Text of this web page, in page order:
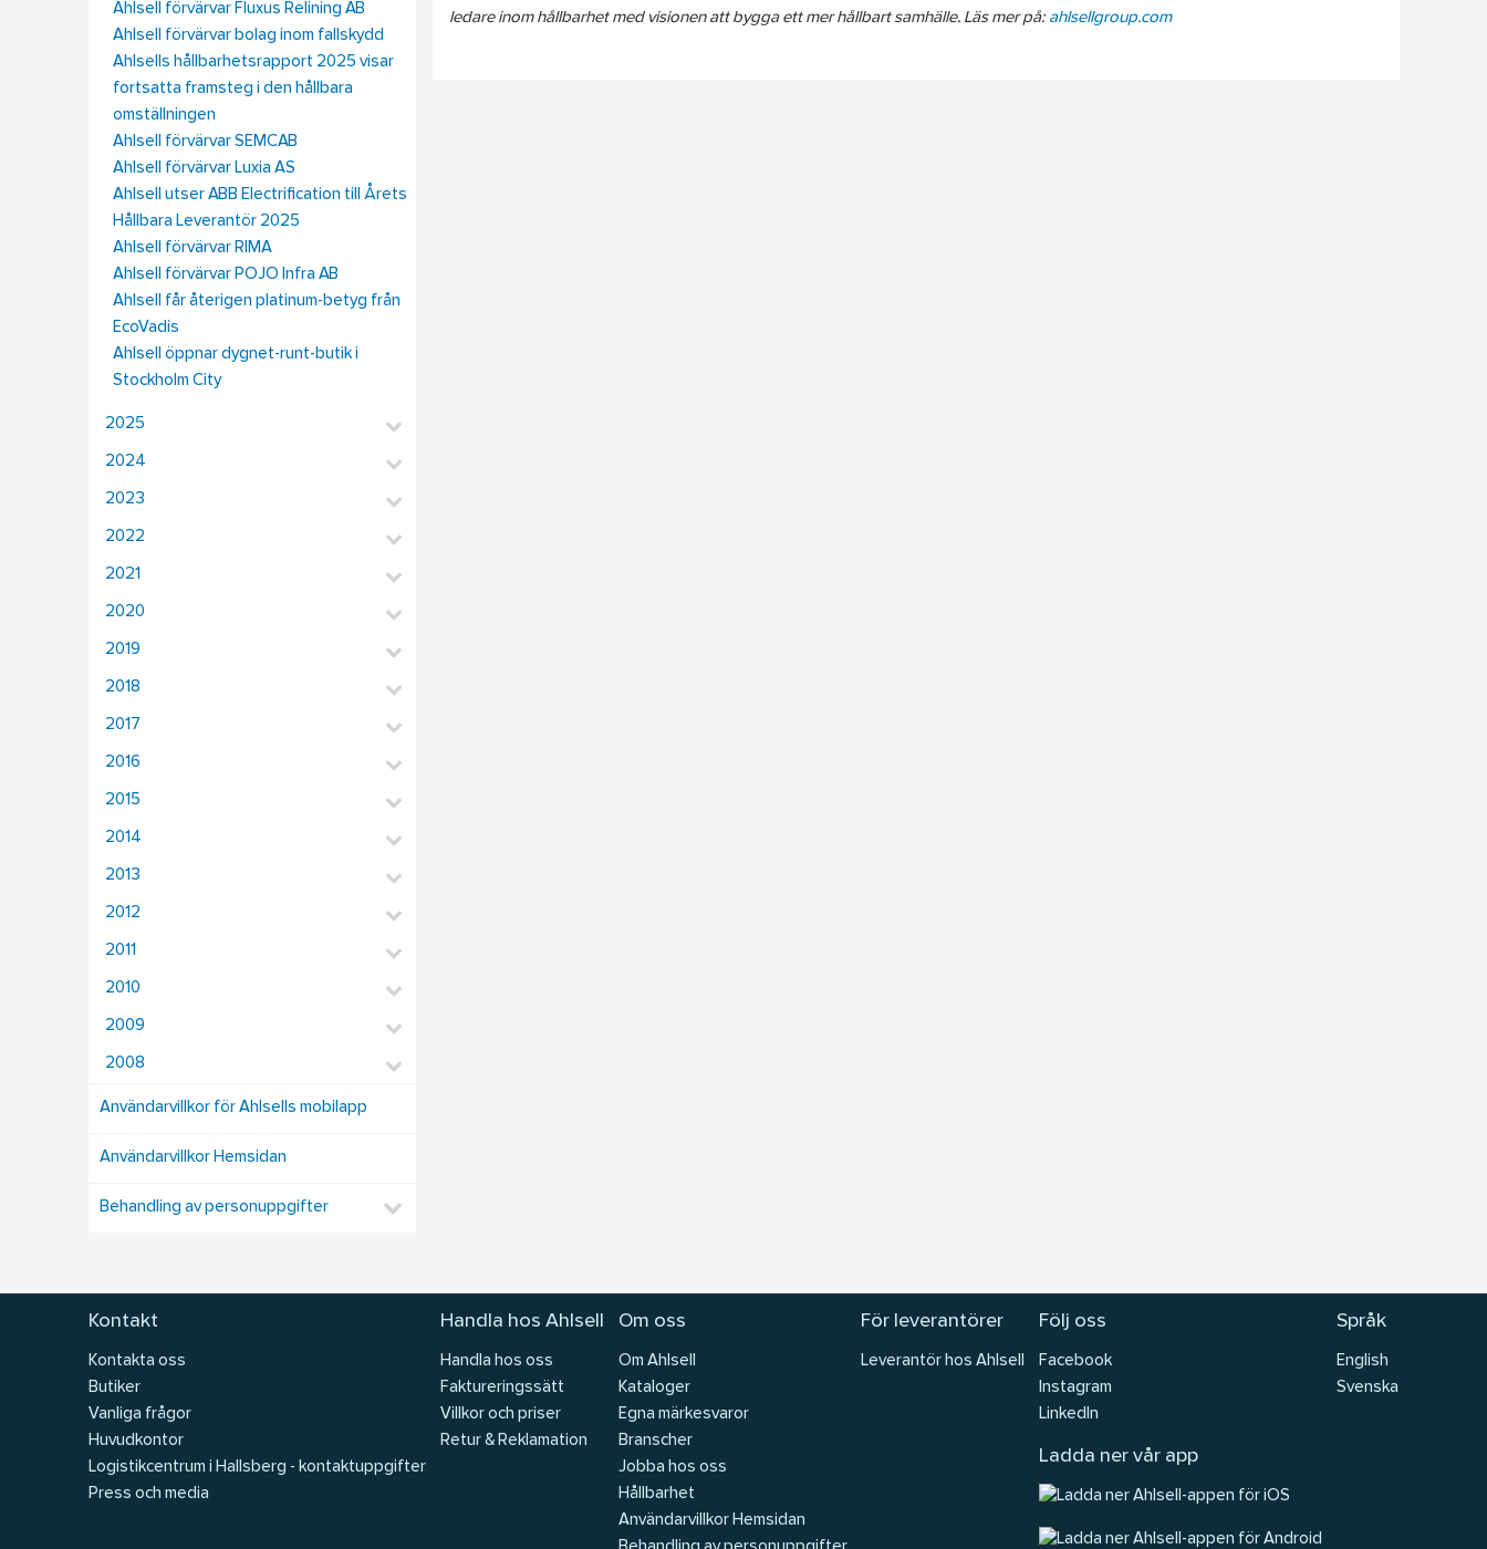
Ahlsell förvärvar Fluxus Relining AB
Ahlsell förvärvar bolag inom fallskydd
Ahlsells hållbarhetsrapport 2025 visar
fortsatta framsteg i den hållbara
omställningen
Ahlsell förvärvar SEMCAB
Ahlsell förvärvar Luxia AS
Ahlsell utser ABB Electrification till Årets
Hållbara Leverantör 2025
Ahlsell förvärvar RIMA
Ahlsell förvärvar POJO Infra AB
Ahlsell får återigen platinum-betyg från
EcoVadis
Ahlsell öppnar dygnet-runt-butik i
Stockholm City
2025
2024
2023
2022
2021
2020
2019
2018
2017
2016
2015
2014
2013
2012
2011
2010
2009
2008
Användarvillkor för Ahlsells mobilapp
Användarvillkor Hemsidan
Behandling av personuppgifter
ledare inom hållbarhet med visionen att bygga ett mer hållbart samhälle. Läs mer på: ahlsellgroup.com
Kontakt
Kontakta oss
Butiker
Vanliga frågor
Huvudkontor
Logistikcentrum i Hallsberg - kontaktuppgifter
Press och media
Handla hos Ahlsell
Handla hos oss
Faktureringssätt
Villkor och priser
Retur & Reklamation
Om oss
Om Ahlsell
Kataloger
Egna märkesvaror
Branscher
Jobba hos oss
Hållbarhet
Användarvillkor Hemsidan
För leverantörer
Leverantör hos Ahlsell
Följ oss
Facebook
Instagram
LinkedIn
Ladda ner vår app
Språk
English
Svenska